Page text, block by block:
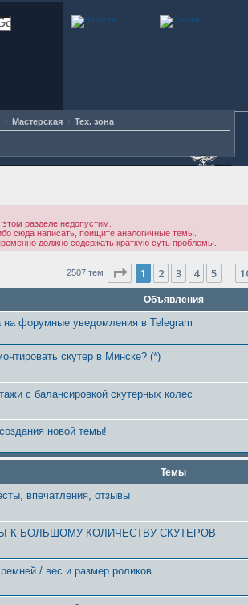
Мастерская
Тех. зона
разделе недопустим.
сюда написать, поищите аналогичные темы.
должно содержать краткую суть проблемы.
2507 тем Страница из 101
1 2 3 4 5
Объявления
на форумные уведомления в Telegram
скутер в Минске? (*)
с балансировкой скутерных колес
новой темы!
Темы
впечатления, отзывы
К БОЛЬШОМУ КОЛИЧЕСТВУ СКУТЕРОВ
/ вес и размер роликов